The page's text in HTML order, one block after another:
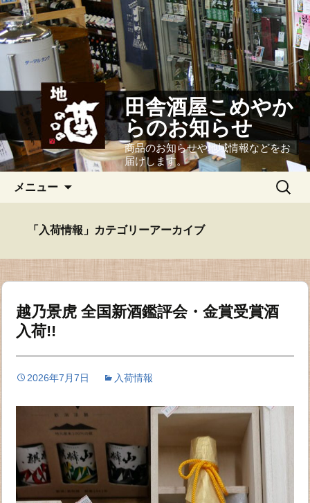
田舎酒屋こめやか
らのお知らせ
商品のお知らせや地域情報などをお
届けします。
メニュー
ツ
キ
プ
検
索:
「入荷情報」カテゴリーアーカイブ
越乃景虎 全国新酒鑑評会・金賞受賞酒
入荷!!
2026年7月7日 入荷情報